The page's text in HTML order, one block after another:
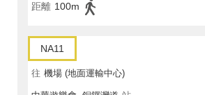
距離 100m
NA11
往 機場 (地面運輸中心)